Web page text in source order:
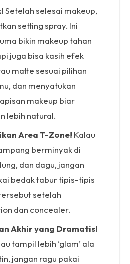
Setelah selesai makeup,
setting spray. Ini
bikin makeup tahan
juga bisa kasih efek
matte sesuai pilihan
dan menyatukan
makeup biar
lebih natural.
Area T-Zone! Kalau
berminyak di
dan dagu, jangan
bedak tabur tipis-tipis
setelah
dan concealer.
Akhir yang Dramatis!
tampil lebih ‘glam’ ala
jangan ragu pakai